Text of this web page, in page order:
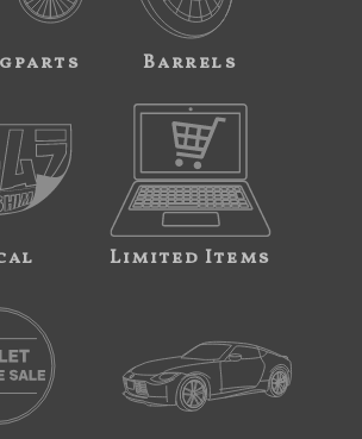
Barrels
Limited Items